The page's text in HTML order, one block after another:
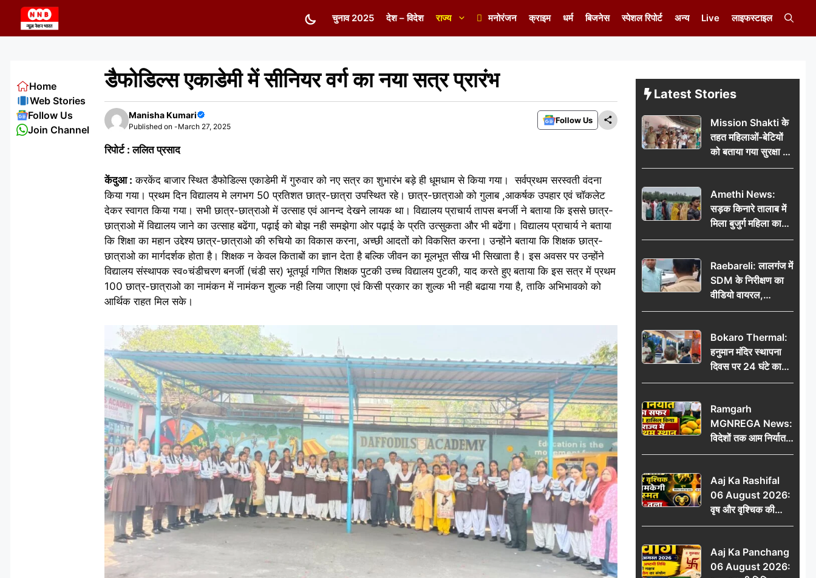
content
चुनाव 2025 देश – विदेश राज्य मनोरंजन क्राइम धर्म बिजनेस स्पेशल रिपोर्ट अन्य Live लाइफस्टाइल
डैफोडिल्स एकाडेमी में सीनियर वर्ग का नया सत्र प्रारंभ
Manisha Kumari
Published on -March 27, 2025
Follow Us
रिपोर्ट : ललित प्रसाद
केंदुआ : करकेंद बाजार स्थित डैफोडिल्स एकाडेमी में गुरुवार को नए सत्र का शुभारंभ बड़े ही धूमधाम से किया गया। सर्वप्रथम सरस्वती वंदना
किया गया। प्रथम दिन विद्यालय मे लगभग 50 प्रतिशत छात्र-छात्रा उपस्थित रहे। छात्र-छात्राओ को गुलाब ,आकर्षक उपहार एवं चॉकलेट
देकर स्वागत किया गया। सभी छात्र-छात्राओ में उत्साह एवं आनन्द देखने लायक था। विद्यालय प्राचार्य तापस बनर्जी ने बताया कि इससे छात्र-
छात्राओ में विद्यालय जाने का उत्साह बढेंगा, पढ़ाई को बोझ नही समझेगा ओर पढ़ाई के प्रति उत्सुकता और भी बढेंगा। विद्यालय प्राचार्य ने बताया
कि शिक्षा का महान उद्देश्य छात्र-छात्राओ की रुचियो का विकास करना, अच्छी आदतों को विकसित करना। उन्होंने बताया कि शिक्षक छात्र-
छात्राओ का मार्गदर्शक होता है। शिक्षक न केवल किताबों का ज्ञान देता है बल्कि जीवन का मूलभूत सीख भी सिखाता है। इस अवसर पर उन्होंने
विद्यालय संस्थापक स्व०चंडीचरण बनर्जी (चंडी सर) भूतपूर्व गणित शिक्षक पुटकी उच्च विद्यालय पुटकी, याद करते हुए बताया कि इस सत्र में प्रथम
100 छात्र-छात्राओ का नामंकन में नामंकन शुल्क नही लिया जाएगा एवं किसी प्रकार का शुल्क भी नही बढाया गया है, ताकि अभिभावको को
आर्थिक राहत मिल सके।
Home
Web Stories
Follow Us
Join Channel
Latest Stories
Mission Shakti के
तहत महिलाओं-बेटियों
को बताया गया सुरक्षा के
अधिकार
Amethi News:
सड़क किनारे तालाब में
मिला बुजुर्ग महिला का
शव, संदिग्ध परिस्थितियों
Raebareli: लालगंज में
SDM के निरीक्षण का
वीडियो वायरल,
प्रशासनिक सक्रियता
कवायद?
Bokaro Thermal:
हनुमान मंदिर स्थापना
दिवस पर 24 घंटे का
अखंड हरि कीर्तन,
थर्मल
Ramgarh
MGNREGA News:
विदेशों तक आम निर्यात
का सफर, जिले ने
प्रथम स्थान
Aaj Ka Rashifal
06 August 2026:
वृष और वृश्चिक की
चमकेगी किस्मत, मेष-
Aaj Ka Panchang
06 August 2026: